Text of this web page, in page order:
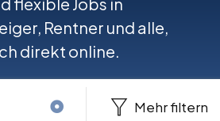
Rentner und alle,
direkt online.
Mehr filtern